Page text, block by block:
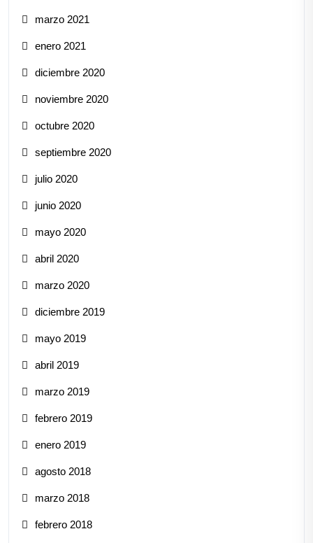
marzo 2021
enero 2021
diciembre 2020
noviembre 2020
octubre 2020
septiembre 2020
julio 2020
junio 2020
mayo 2020
abril 2020
marzo 2020
diciembre 2019
mayo 2019
abril 2019
marzo 2019
febrero 2019
enero 2019
agosto 2018
marzo 2018
febrero 2018